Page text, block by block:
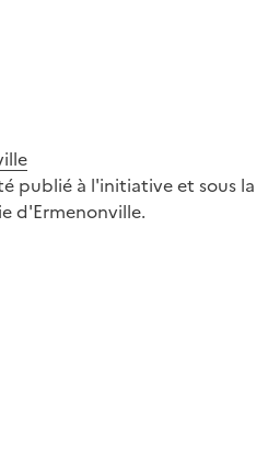
publié à l'initiative et sous la
d'Ermenonville.